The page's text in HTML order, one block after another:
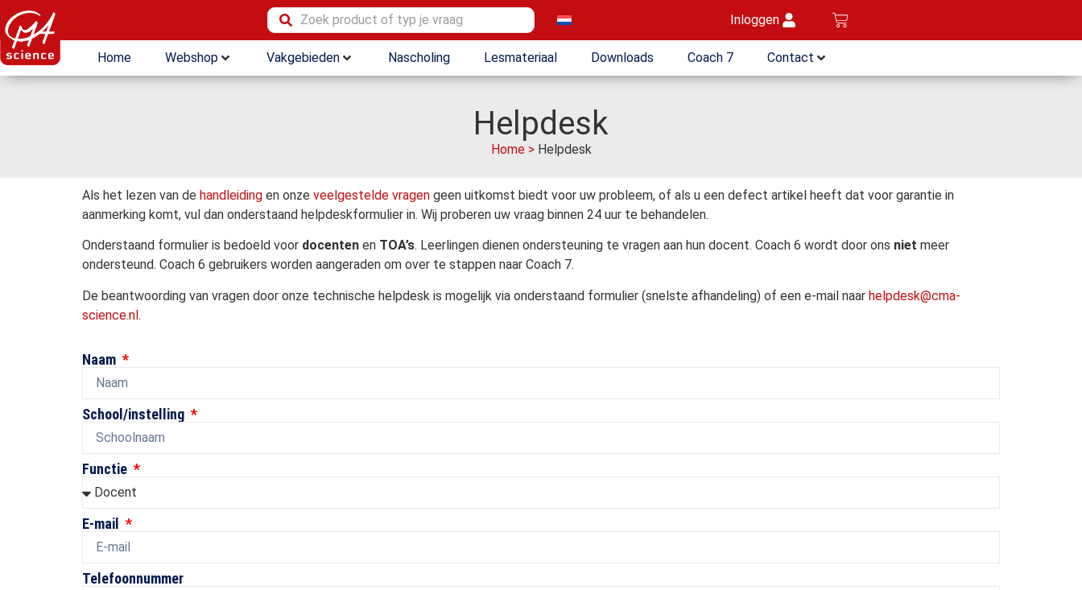
Inloggen
Home Webshop Vakgebieden Nascholing Lesmateriaal Downloads Coach 7 Contact
Helpdesk
Home> Helpdesk
Als het lezen van de handleiding en onze veelgestelde vragen geen uitkomst biedt voor uw probleem, of als u een defect artikel heeft dat voor garantie in
aanmerking komt, vul dan onderstaand helpdeskformulier in. Wij proberen uw vraag binnen 24 uur te behandelen.
Onderstaand formulier is bedoeld voor docenten en TOA’s. Leerlingen dienen ondersteuning te vragen aan hun docent. Coach 6 wordt door ons niet meer
ondersteund. Coach 6 gebruikers worden aangeraden om over te stappen naar Coach 7.
De beantwoording van vragen door onze technische helpdesk is mogelijk via onderstaand formulier (snelste afhandeling) of een e-mail naar helpdesk@cma-
science.nl.
Naam
School/instelling
Functie
E-mail
Telefoonnummer